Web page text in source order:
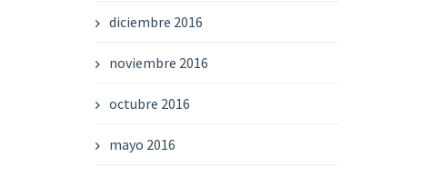
diciembre 2016
noviembre 2016
octubre 2016
mayo 2016